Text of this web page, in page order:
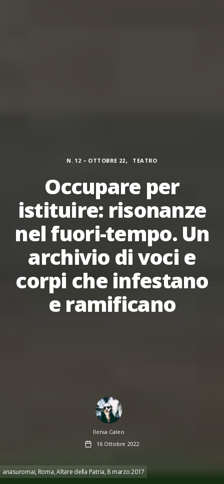
Categorie
N. 12 – OTTOBRE 22, TEATRO
Occupare per
istituire: risonanze
nel fuori-tempo. Un
archivio di voci e
corpi che infestano
e ramificano
Author
Ilenia Caleo
Data
dell'articolo
16 Ottobre 2022
anasuromai, Roma, Altare della Patria, 8 marzo 2017